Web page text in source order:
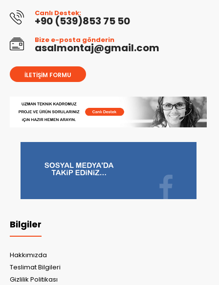
Canlı Destek:
+90 (539)853 75 50
Bize e-posta gönderin
asalmontaj@gmail.com
İLETIŞIM FORMU
Bilgiler
Hakkımızda
Teslimat Bilgileri
Gizlilik Politikası